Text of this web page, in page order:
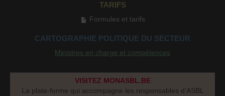
TARIFS
Formules et tarifs
CARTOGRAPHIE POLITIQUE DU SECTEUR
Ministres en charge et compétences
VISITEZ MONASBL.BE
La plate-forme qui accompagne les responsables d’ASBL